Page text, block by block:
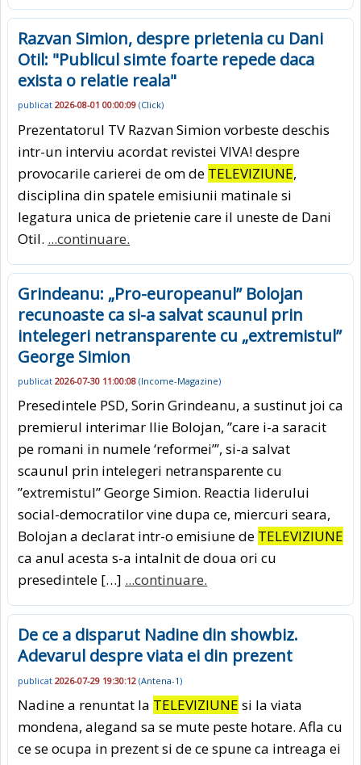
Razvan Simion, despre prietenia cu Dani
Otil: "Publicul simte foarte repede daca
exista o relatie reala"
publicat 2026-08-01 00:00:09 (Click)
Prezentatorul TV Razvan Simion vorbeste deschis
intr-un interviu acordat revistei VIVA! despre
provocarile carierei de om de TELEVIZIUNE,
disciplina din spatele emisiunii matinale si
legatura unica de prietenie care il uneste de Dani
Otil. ...continuare.
Grindeanu: „Pro-europeanul” Bolojan
recunoaste ca si-a salvat scaunul prin
intelegeri netransparente cu „extremistul”
George Simion
publicat 2026-07-30 11:00:08 (Income-Magazine)
Presedintele PSD, Sorin Grindeanu, a sustinut joi ca
premierul interimar Ilie Bolojan, ”care i-a saracit
pe romani in numele ‘reformei”’, si-a salvat
scaunul prin intelegeri netransparente cu
”extremistul” George Simion. Reactia liderului
social-democratilor vine dupa ce, miercuri seara,
Bolojan a declarat intr-o emisiune de TELEVIZIUNE
ca anul acesta s-a intalnit de doua ori cu
presedintele […] ...continuare.
De ce a disparut Nadine din showbiz.
Adevarul despre viata ei din prezent
publicat 2026-07-29 19:30:12 (Antena-1)
Nadine a renuntat la TELEVIZIUNE si la viata
mondena, alegand sa se mute peste hotare. Afla cu
ce se ocupa in prezent si de ce spune ca intreaga ei